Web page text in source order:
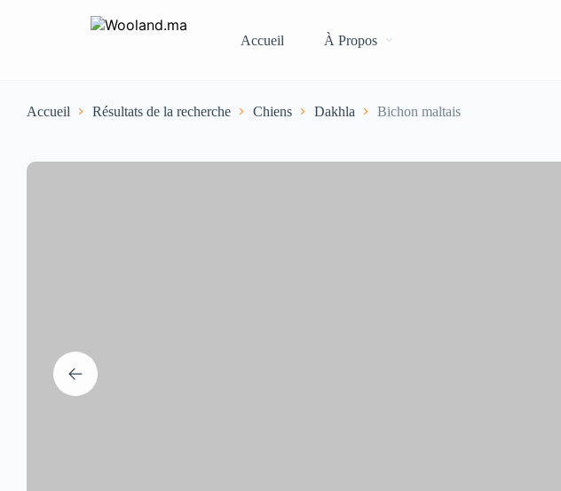
Accueil À Propos
Accueil Résultats de la recherche Chiens Dakhla Bichon maltais